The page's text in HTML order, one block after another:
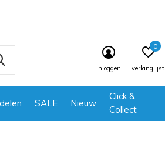
SALE Nieuw
Click &
Collect
inloggen verlanglijst
0